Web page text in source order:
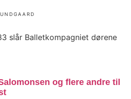
slår Balletkompagniet dørene
og flere andre til